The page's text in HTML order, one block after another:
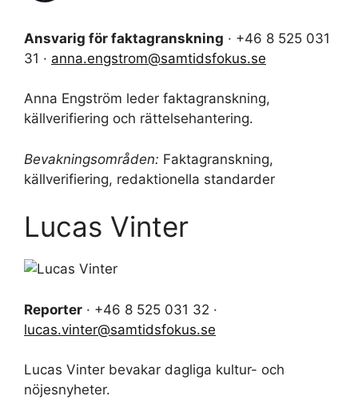
Ansvarig för faktagranskning · +46 8 525 031
31 · anna.engstrom@samtidsfokus.se
Anna Engström leder faktagranskning,
källverifiering och rättelsehantering.
Bevakningsområden: Faktagranskning,
källverifiering, redaktionella standarder
Lucas Vinter
Reporter · +46 8 525 031 32 ·
lucas.vinter@samtidsfokus.se
Lucas Vinter bevakar dagliga kultur- och
nöjesnyheter.